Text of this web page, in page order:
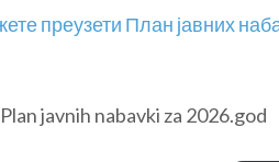
преузети План јавних
javnih nabavki za 2026.god